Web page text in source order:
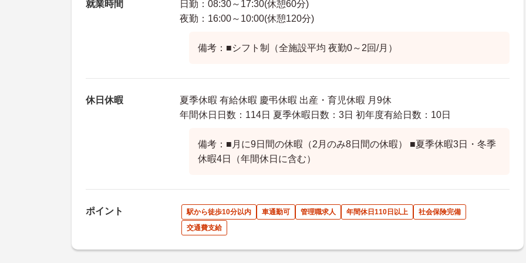
就業時間
日勤：08:30～17:30(休憩60分)
夜勤：16:00～10:00(休憩120分)
備考：■シフト制（全施設平均 夜勤0～2回/月）
休日休暇
夏季休暇 有給休暇 慶弔休暇 出産・育児休暇 月9休
年間休日日数：114日 夏季休暇日数：3日 初年度有給日数：10日
備考：■月に9日間の休暇（2月のみ8日間の休暇） ■夏季休暇3日・冬季
休暇4日（年間休日に含む）
ポイント 駅から徒歩10分以内 車通勤可 管理職求人 年間休日110日以上
社会保険完備
交通費支給